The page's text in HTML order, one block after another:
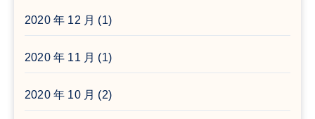
2020 年 12 月 (1)
2020 年 11 月 (1)
2020 年 10 月 (2)